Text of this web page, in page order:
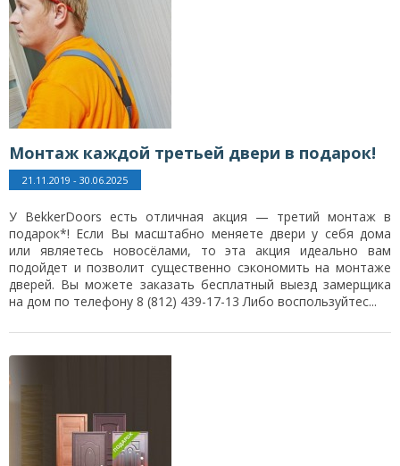
Монтаж каждой третьей двери в подарок!
21.11.2019 - 30.06.2025
У BekkerDoors есть отличная акция — третий монтаж в
подарок*! Если Вы масштабно меняете двери у себя дома
или являетесь новосёлами, то эта акция идеально вам
подойдет и позволит существенно сэкономить на монтаже
дверей. Вы можете заказать бесплатный выезд замерщика
на дом по телефону 8 (812) 439-17-13 Либо воспользуйтес...